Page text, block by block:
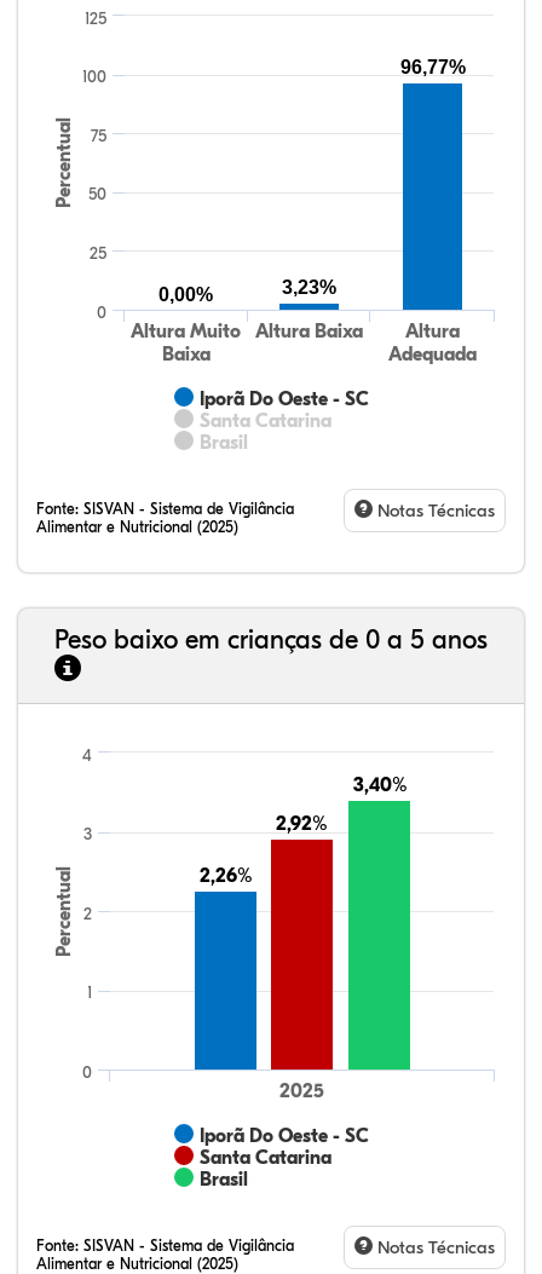
Percentual
Iporã Do Oeste - SC
Santa Catarina
Brasil
Altura Muito
Baixa
Altura Baixa
Altura
Adequada
0
25
50
75
100
125
0,00% 3,23%
96,77%
Fonte: SISVAN - Sistema de Vigilância
Alimentar e Nutricional (2025)
Notas Técnicas
Peso baixo em crianças de 0 a 5 anos
Percentual 2,26%
2,26%
2,92%
2,92%
3,40%
3,40%
Iporã Do Oeste - SC
Santa Catarina
Brasil
2025
0
1
2
3
4
Fonte: SISVAN - Sistema de Vigilância
Alimentar e Nutricional (2025)
Notas Técnicas